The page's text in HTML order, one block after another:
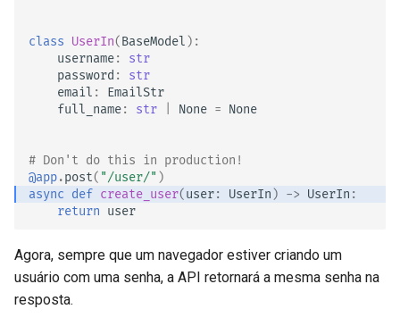
class UserIn(BaseModel ):
username:
str
password :
str
email :
EmailStr
full_name: str None = None
# Don't do this in production!
@app.post( "/user/" )
async def create_user(user: UserIn ) -> UserIn :
return user
Agora, sempre que um navegador estiver criando um
usuário com uma senha, a API retornará a mesma senha na
resposta.